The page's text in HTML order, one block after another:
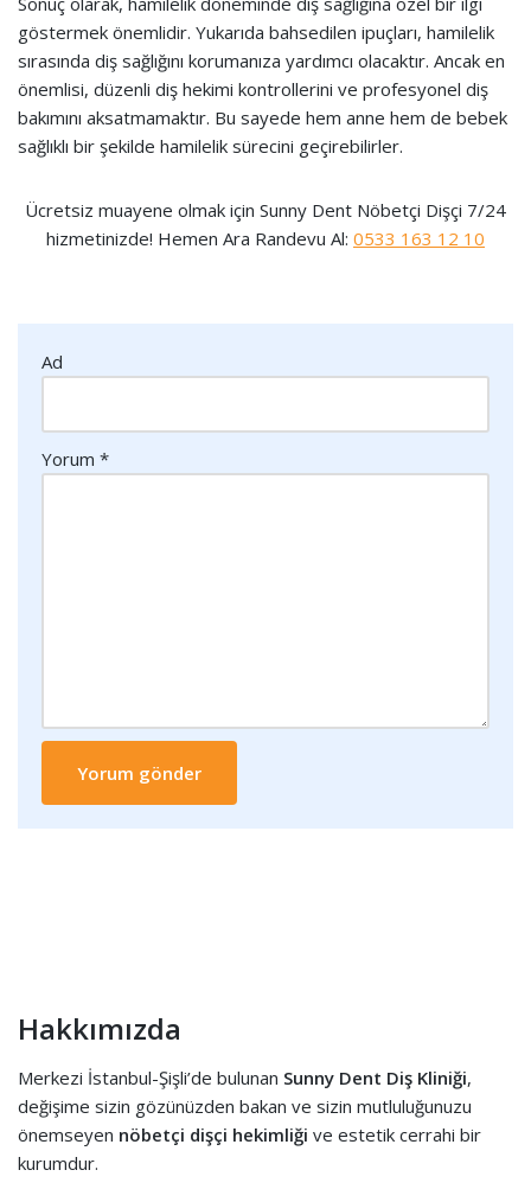
göstermek önemlidir. Yukarıda bahsedilen ipuçları, hamilelik
sırasında diş sağlığını korumanıza yardımcı olacaktır. Ancak en
önemlisi, düzenli diş hekimi kontrollerini ve profesyonel diş
bakımını aksatmamaktır. Bu sayede hem anne hem de bebek
sağlıklı bir şekilde hamilelik sürecini geçirebilirler.
Ücretsiz muayene olmak için Sunny Dent Nöbetçi Dişçi 7/24
hizmetinizde! Hemen Ara Randevu Al: 0533 163 12 10
Ad
Yorum *
Hakkımızda
Merkezi İstanbul-Şişli’de bulunan Sunny Dent Diş Kliniği,
değişime sizin gözünüzden bakan ve sizin mutluluğunuzu
önemseyen nöbetçi dişçi hekimliği ve estetik cerrahi bir
kurumdur.